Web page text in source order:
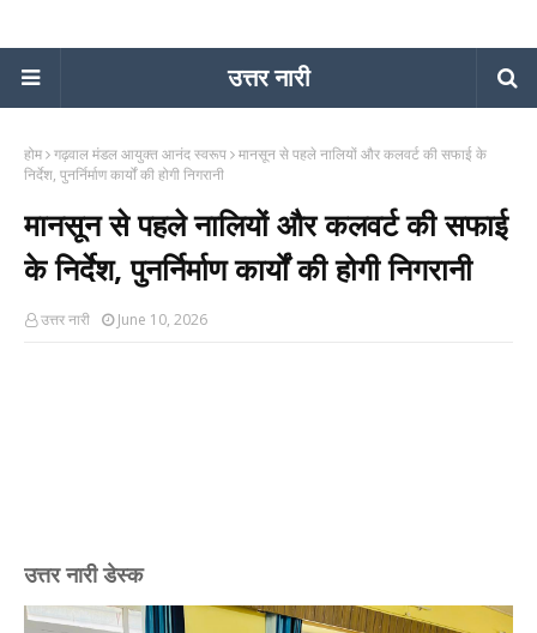
उत्तर नारी
होम गढ़वाल मंडल आयुक्त आनंद स्वरूप मानसून से पहले नालियों और कलवर्ट की सफाई के
निर्देश, पुनर्निर्माण कार्यों की होगी निगरानी
मानसून से पहले नालियों और कलवर्ट की सफाई
के निर्देश, पुनर्निर्माण कार्यों की होगी निगरानी
उत्तर नारी June 10, 2026
उत्तर नारी डेस्क